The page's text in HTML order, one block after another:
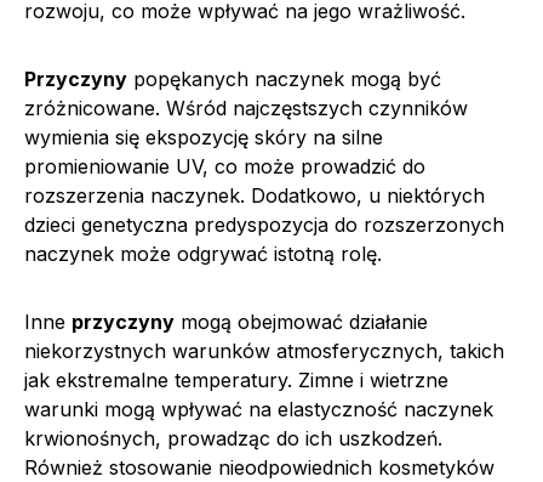
rozwoju, co może wpływać na jego wrażliwość.
Przyczyny popękanych naczynek mogą być
zróżnicowane. Wśród najczęstszych czynników
wymienia się ekspozycję skóry na silne
promieniowanie UV, co może prowadzić do
rozszerzenia naczynek. Dodatkowo, u niektórych
dzieci genetyczna predyspozycja do rozszerzonych
naczynek może odgrywać istotną rolę.
Inne przyczyny mogą obejmować działanie
niekorzystnych warunków atmosferycznych, takich
jak ekstremalne temperatury. Zimne i wietrzne
warunki mogą wpływać na elastyczność naczynek
krwionośnych, prowadząc do ich uszkodzeń.
Również stosowanie nieodpowiednich kosmetyków